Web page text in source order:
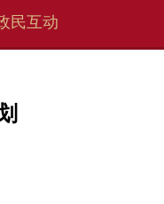
民互动